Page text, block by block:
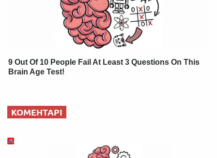
9 Out Of 10 People Fail At Least 3 Questions On This
Brain Age Test!
КОМЕНТАРІ